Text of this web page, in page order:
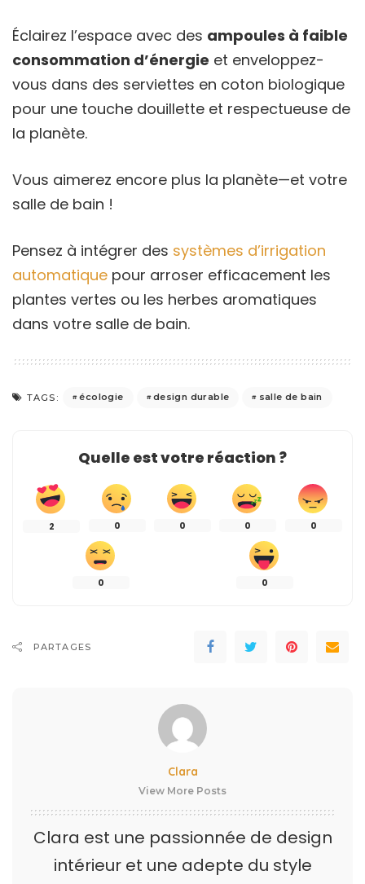
Éclairez l’espace avec des ampoules à faible
consommation d’énergie et enveloppez-
vous dans des serviettes en coton biologique
pour une touche douillette et respectueuse de
la planète.
Vous aimerez encore plus la planète—et votre
salle de bain !
Pensez à intégrer des systèmes d’irrigation
automatique pour arroser efficacement les
plantes vertes ou les herbes aromatiques
dans votre salle de bain.
TAGS: écologie design durable salle de bain
Quelle est votre réaction ?
2 0 0 0 0
0 0
PARTAGES
Clara
View More Posts
Clara est une passionnée de design
intérieur et une adepte du style